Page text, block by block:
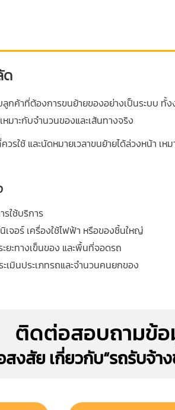
ด
กค้าที่ต้องการขนย้ายของอย่างเป็นระบบ
มาะกับจำนวนของและเส้นทางจริง
รใช้ และนัดหมายเวลาขนย้ายได้ล่วงหน้า เ
ใช้บริการ
จอร์ เครื่องใช้ไฟฟ้า หรือของชิ้นใหญ่
ยะทางเข็นของ และพื้นที่จอดรถ
เมินประเภทรถและจำนวนคนยกของ
ติดต่อสอบถามข้อ
งสัย เกี่ยวกับ“รถรับจ้า